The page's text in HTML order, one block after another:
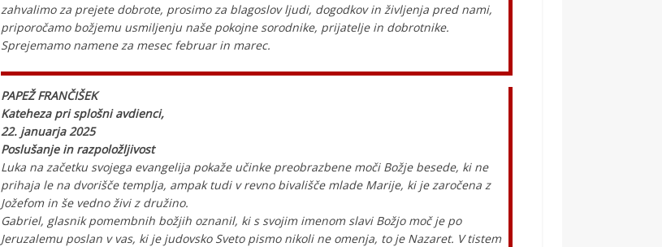
zahvalimo za prejete dobrote, prosimo za blagoslov ljudi, dogodkov in življenja pred nami,
priporočamo božjemu usmiljenju naše pokojne sorodnike, prijatelje in dobrotnike.
Sprejemamo namene za mesec februar in marec.
PAPEŽ FRANČIŠEK
Kateheza pri splošni avdienci,
22. januarja 2025
Poslušanje in razpoložljivost
Luka na začetku svojega evangelija pokaže učinke preobrazbene moči Božje besede, ki ne
prihaja le na dvorišče templja, ampak tudi v revno bivališče mlade Marije, ki je zaročena z
Jožefom in še vedno živi z družino.
Gabriel, glasnik pomembnih božjih oznanil, ki s svojim imenom slavi Božjo moč je po
Jeruzalemu poslan v vas, ki je judovsko Sveto pismo nikoli ne omenja, to je Nazaret. V tistem